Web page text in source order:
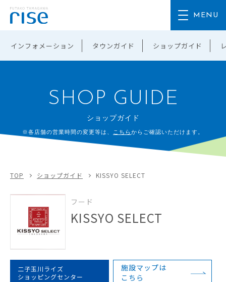
インフォメーション タウンガイド ショップガイド
SHOP GUIDE
ショップガイド
※各店舗の営業時間の変更等は、 こちらからご確認いただけます。
TOP ショップガイド KISSYO SELECT
フード
KISSYO SELECT
二子玉川ライズ
ショッピングセンター
施設マップは
こちら